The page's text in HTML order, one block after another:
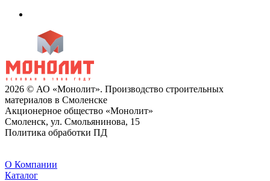
2026 © АО «Монолит». Производство строительных
материалов в Смоленске
Акционерное общество «Монолит»
Смоленск, ул. Смольянинова, 15
Политика обработки ПД
O Компании
Каталог